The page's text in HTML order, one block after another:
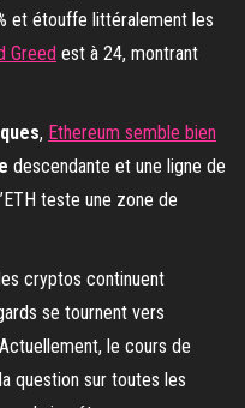
et étouffe littéralement les
Greed est à 24, montrant
, Ethereum semble bien
descendante et une ligne de
teste une zone de